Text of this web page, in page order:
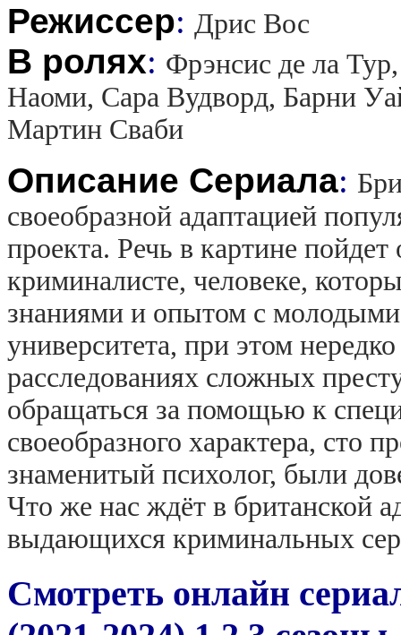
Режиссер: Дрис Вос
В ролях: Фрэнсис де ла
Наоми, Сара Вудворд, Барни
Мартин Сваби
Описание Сериала:
своеобразной адаптацией
проекта. Речь в картине
криминалисте, человеке,
знаниями и опытом с
университета, при этом
расследованиях сложных
обращаться за помощью к
своеобразного характера, сто
знаменитый психолог, были
Что же нас ждёт в британской
выдающихся криминальных
Смотреть онлайн